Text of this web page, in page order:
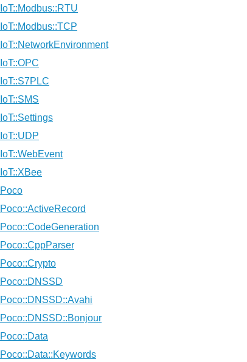
IoT::Modbus::RTU
IoT::Modbus::TCP
IoT::NetworkEnvironment
IoT::OPC
IoT::S7PLC
IoT::SMS
IoT::Settings
IoT::UDP
IoT::WebEvent
IoT::XBee
Poco
Poco::ActiveRecord
Poco::CodeGeneration
Poco::CppParser
Poco::Crypto
Poco::DNSSD
Poco::DNSSD::Avahi
Poco::DNSSD::Bonjour
Poco::Data
Poco::Data::Keywords